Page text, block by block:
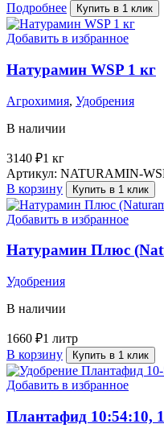
Подробнее
Купить в 1 клик
Добавить в избранное
Натурамин WSP 1 кг
Агрохимия, Удобрения
В наличии
3140 ₽1 кг
Артикул: NATURAMIN-
В корзину
Купить в 1 клик
Добавить в избранное
Натурамин Плюс
Удобрения
В наличии
1660 ₽1 литр
В корзину
Купить в 1 клик
Добавить в избранное
Плантафид 10:54:10,